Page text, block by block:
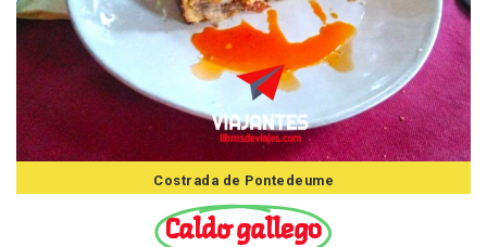
Costrada de Pontedeume
Caldo gallego